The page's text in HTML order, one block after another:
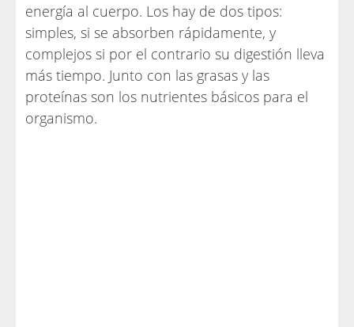
energía al cuerpo. Los hay de dos tipos:
simples, si se absorben rápidamente, y
complejos si por el contrario su digestión lleva
más tiempo. Junto con las grasas y las
proteínas son los nutrientes básicos para el
organismo.